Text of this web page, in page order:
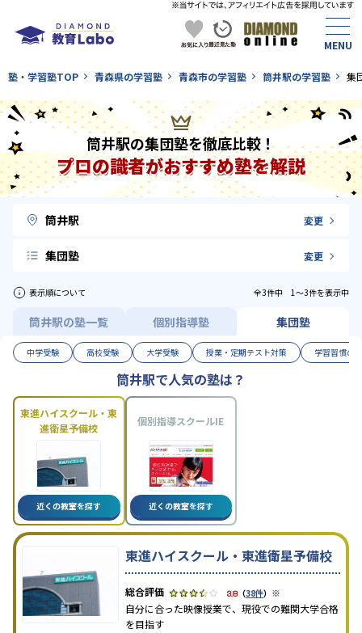
塾・学習塾TOP 青森県の学習塾 青森市の学習塾 筒井駅の学習塾 集
筒井駅の集団塾を徹底比較！
プロの識者がおすすめ塾を解説
筒井駅 変更
集団塾 変更
表示順について 全3件中 1〜3件を表示中
筒井駅の塾一覧 個別指導塾 集団塾
中学受験 高校受験 大学受験 授業・定期テスト対策 学習習慣の
筒井駅で人気の塾は？
東進ハイスクール・東
進衛星予備校
近くの教室を探す
個別指導スクールIE
近くの教室を探す
東進ハイスクール・東進衛星予備校
3.8（38件） ※
自分に合った映像授業で、現役での難関大学合格
を目指す